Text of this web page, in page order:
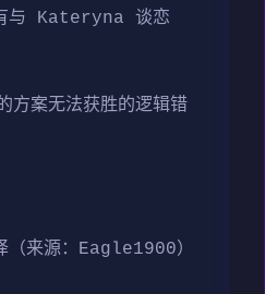
与 Kateryna 谈恋
案无法获胜的逻辑错
（来源：Eagle1900）